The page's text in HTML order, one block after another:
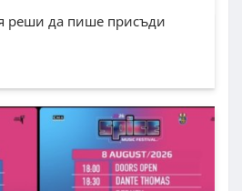
реши да пише присъди